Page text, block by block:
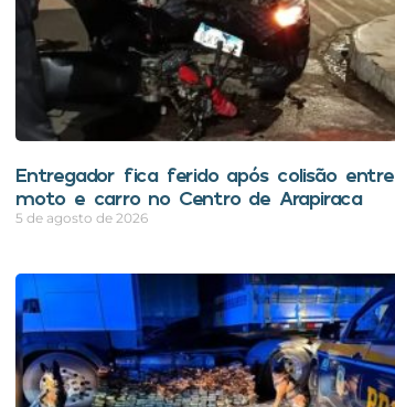
Entregador fica ferido após colisão entre
moto e carro no Centro de Arapiraca
5 de agosto de 2026